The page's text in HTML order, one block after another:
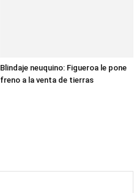
Blindaje neuquino: Figueroa le pone
freno a la venta de tierras